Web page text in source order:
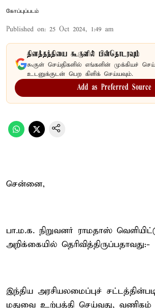
கோப்புப்படம்
Published on: 25 Oct 2024, 1:49 am
தினத்தந்தியை கூகுளில் பின்தொடரவும்
கூகுள் செய்திகளில் எங்களின் முக்கியச்
உடனுக்குடன் பெற கிளிக் செய்யவும்.
Add as Preferred Source
சென்னை,
பா.ம.க. நிறுவனர் ராமதாஸ்
அறிக்கையில் தெரிவித்திருப்பதாவது:-
இந்திய அரசியலமைப்புச்
மதுவை உற்பத்தி செய்வது, வணிகம்